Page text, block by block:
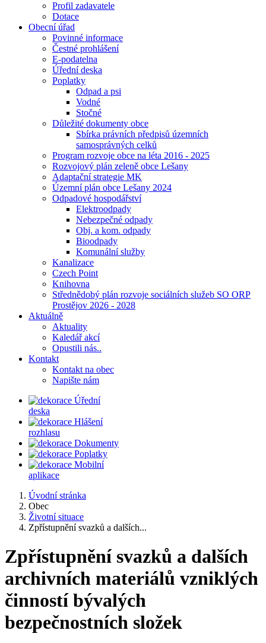
Profil zadavatele
Dotace
Obecní úřad
Povinné informace
Čestné prohlášení
E-podatelna
Úřední deska
Poplatky
Odpad a psi
Vodné
Stočné
Důležité dokumenty obce
Sbírka právních předpisů územních
samosprávných celků
Program rozvoje obce na léta 2016 - 2025
Rozvojový plán zeleně obce Lešany
Adaptační strategie MK
Územní plán obce Lešany 2024
Odpadové hospodářství
Elektroodpady
Nebezpečné odpady
Obj. a kom. odpady
Bioodpady
Komunální služby
Kanalizace
Czech Point
Knihovna
Střednědobý plán rozvoje sociálních služeb SO ORP
Prostějov 2026 - 2028
Aktuálně
Aktuality
Kaledář akcí
Opustili nás..
Kontakt
Kontakt na obec
Napište nám
Úřední
deska
Hlášení
rozhlasu
Dokumenty
Poplatky
Mobilní
aplikace
Úvodní stránka
Obec
Životní situace
Zpřístupnění svazků a dalších...
Zpřístupnění svazků a dalších
archivních materiálů vzniklých
činností bývalých
bezpečnostních složek